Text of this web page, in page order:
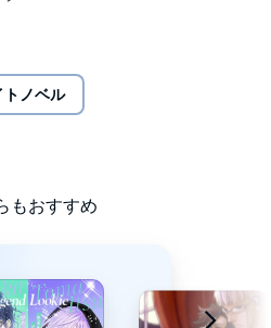
トノベル
もおすすめ